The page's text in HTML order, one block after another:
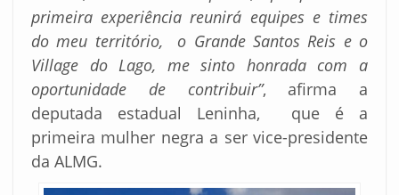
primeira experiência reunirá equipes e times
do meu território, o Grande Santos Reis e o
Village do Lago, me sinto honrada com a
oportunidade de contribuir”, afirma a
deputada estadual Leninha, que é a
primeira mulher negra a ser vice-presidente
da ALMG.